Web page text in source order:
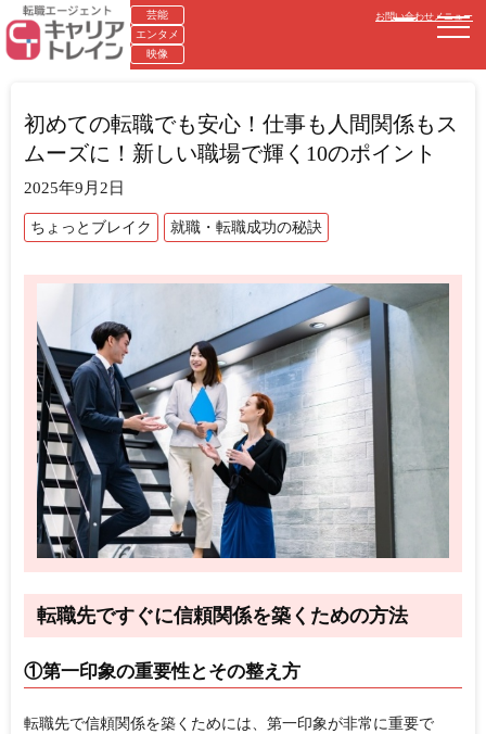
芸能
エンタメ
映像
お問い合わせメニュー
初めての転職でも安心！仕事も人間関係もス
ムーズに！新しい職場で輝く10のポイント
2025年9月2日
ちょっとブレイク 就職・転職成功の秘訣
転職先ですぐに信頼関係を築くための方法
①第一印象の重要性とその整え方
転職先で信頼関係を築くためには、第一印象が非常に重要で